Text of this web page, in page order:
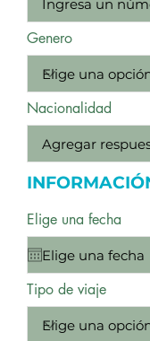
Genero
Nacionalidad
Elige una fecha
Tipo de viaje